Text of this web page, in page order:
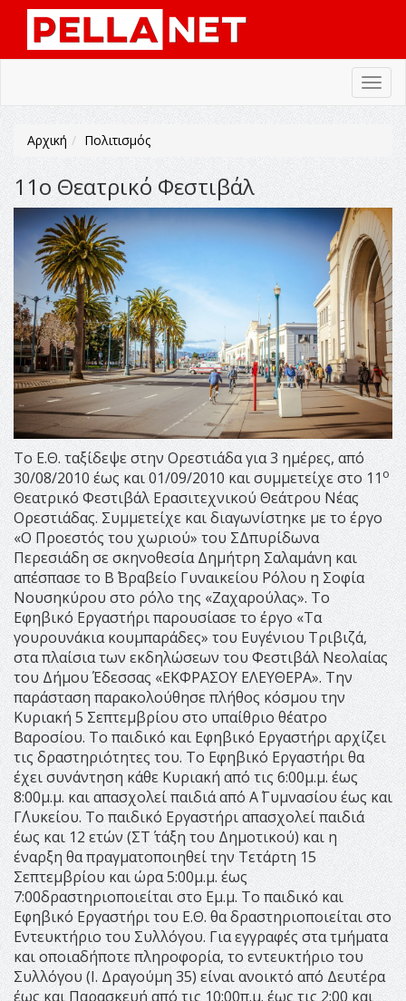
Αρχική Πολιτισμός
11ο Θεατρικό Φεστιβάλ
Το Ε.Θ. ταξίδεψε στην Ορεστιάδα για 3 ημέρες, από
30/08/2010 έως και 01/09/2010 και συμμετείχε στο 11ο
Θεατρικό Φεστιβάλ Ερασιτεχνικού Θεάτρου Νέας
Ορεστιάδας. Συμμετείχε και διαγωνίστηκε με το έργο
«Ο Προεστός του χωριού» του ΣΔπυρίδωνα
Περεσιάδη σε σκηνοθεσία Δημήτρη Σαλαμάνη και
απέσπασε το Β΄ Βραβείο Γυναικείου Ρόλου η Σοφία
Νουσηκύρου στο ρόλο της «Ζαχαρούλας». Το
Εφηβικό Εργαστήρι παρουσίασε το έργο «Τα
γουρουνάκια κουμπαράδες» του Ευγένιου Τριβιζά,
στα πλαίσια των εκδηλώσεων του Φεστιβάλ Νεολαίας
του Δήμου Έδεσσας «ΕΚΦΡΑΣΟΥ ΕΛΕΥΘΕΡΑ». Την
παράσταση παρακολούθησε πλήθος κόσμου την
Κυριακή 5 Σεπτεμβρίου στο υπαίθριο θέατρο
Βαροσίου. Το παιδικό και Εφηβικό Εργαστήρι αρχίζει
τις δραστηριότητες του. Το Εφηβικό Εργαστήρι θα
έχει συνάντηση κάθε Κυριακή από τις 6:00μ.μ. έως
8:00μ.μ. και απασχολεί παιδιά από Α΄ Γυμνασίου έως και
Γ΄Λυκείου. Το παιδικό Εργαστήρι απασχολεί παιδιά
έως και 12 ετών (ΣΤ΄ τάξη του Δημοτικού) και η
έναρξη θα πραγματοποιηθεί την Τετάρτη 15
Σεπτεμβρίου και ώρα 5:00μ.μ. έως
7:00δραστηριοποιείται στο Εμ.μ. Το παιδικό και
Εφηβικό Εργαστήρι του Ε.Θ. θα δραστηριοποιείται στο
Εντευκτήριο του Συλλόγου. Για εγγραφές στα τμήματα
και οποιαδήποτε πληροφορία, το εντευκτήριο του
Συλλόγου (Ι. Δραγούμη 35) είναι ανοικτό από Δευτέρα
έως και Παρασκευή από τις 10:00π.μ. έως τις 2:00 και